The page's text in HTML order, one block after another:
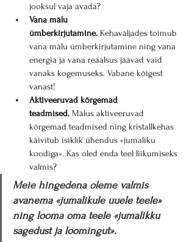
jooksul vaja avada?
Vana mälu
ümberkirjutamine. Kehaväljades toimub
vana mälu ümberkirjutamine ning vana
energia ja vana reaalsus jäävad vaid
vanaks kogemuseks. Vabane kõigest
vanast!
Aktiveeruvad kõrgemad
teadmised. Mälus aktiveeruvad
kõrgemad teadmised ning kristallkehas
käivitub isiklik ühendus «jumaliku
koodiga». Kas oled enda teel liikumiseks
valmis?
Meie hingedena oleme valmis
avanema «jumalikule uuele teele»
ning looma oma teele «jumalikku
sagedust ja loomingut».